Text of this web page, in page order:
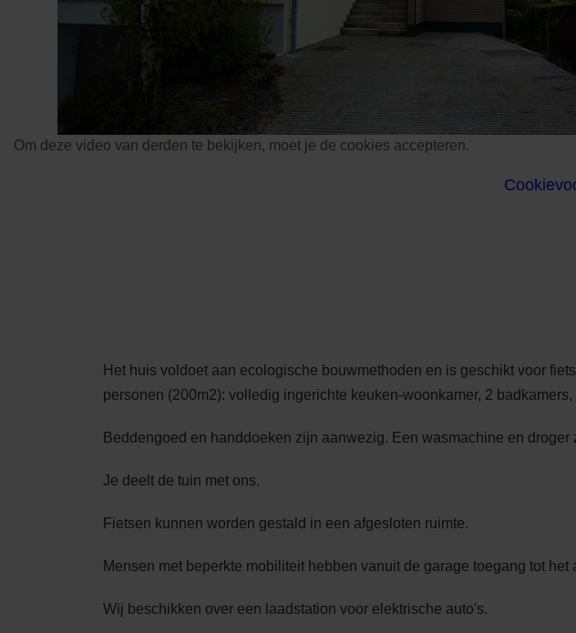
Om deze video van derden te bekijken, moet je de cookies accepteren.
Het huis voldoet aan ecologische bouwmethoden en is geschikt voor
personen (200m2): volledig ingerichte keuken-woonkamer, 2
Beddengoed en handdoeken zijn aanwezig. Een wasmachine en droger
Je deelt de tuin met ons.
Fietsen kunnen worden gestald in een afgesloten ruimte.
Mensen met beperkte mobiliteit hebben vanuit de garage toegang tot het
Wij beschikken over een laadstation voor elektrische auto's.